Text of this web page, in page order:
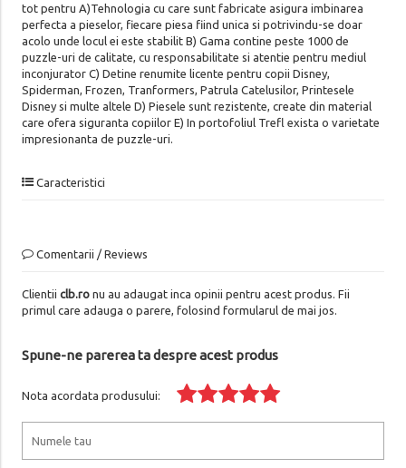
tot pentru A)Tehnologia cu care sunt fabricate asigura imbinarea
perfecta a pieselor, fiecare piesa fiind unica si potrivindu-se doar
acolo unde locul ei este stabilit B) Gama contine peste 1000 de
puzzle-uri de calitate, cu responsabilitate si atentie pentru mediul
inconjurator C) Detine renumite licente pentru copii Disney,
Spiderman, Frozen, Tranformers, Patrula Catelusilor, Printesele
Disney si multe altele D) Piesele sunt rezistente, create din material
care ofera siguranta copiilor E) In portofoliul Trefl exista o varietate
impresionanta de puzzle-uri.
Caracteristici
Comentarii / Reviews
Clientii clb.ronu au adaugat inca opinii pentru acest produs. Fii
primul care adauga o parere, folosind formularul de mai jos.
Spune-ne parerea ta despre acest produs
Nota acordata produsului: